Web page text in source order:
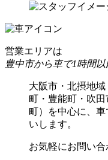
営業エリアは
豊中市から車で1時間以
大阪市・北摂地
町・豊能町・吹
町）を中心に、
いします。
お気軽にお問い合